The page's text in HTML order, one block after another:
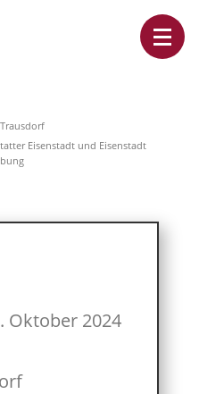
Eisenstadt und Eisenstadt
Oktober 2024